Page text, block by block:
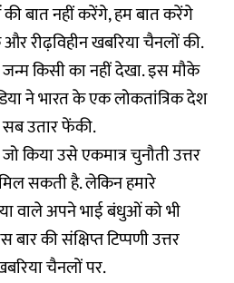
बात नहीं करेंगे, हम बात करेंगे
रीढ़विहीन खबरिया चैनलों की.
किसी का नहीं देखा. इस मौके
ने भारत के एक लोकतांत्रिक देश
सब उतार फेंकी.
किया उसे एकमात्र चुनौती उत्तर
सकती है. लेकिन हमारे
वाले अपने भाई बंधुओं को भी
की संक्षिप्त टिप्पणी उत्तर
चैनलों पर.